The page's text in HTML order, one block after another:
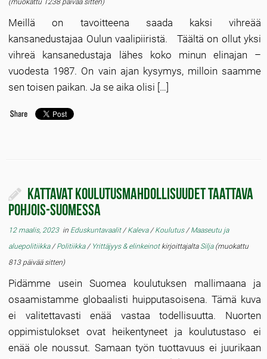
(muokattu 1238 päivää sitten)
Meillä on tavoitteena saada kaksi vihreää
kansanedustajaa Oulun vaalipiiristä. Täältä on ollut yksi
vihreä kansanedustaja lähes koko minun elinajan –
vuodesta 1987. On vain ajan kysymys, milloin saamme
sen toisen paikan. Ja se aika olisi […]
Kattavat koulutusmahdollisuudet taattava
Pohjois-Suomessa
12 maalis, 2023in Eduskuntavaalit/Kaleva/Koulutus/Maaseutu ja
aluepolitiikka/Politiikka/ Yrittäjyys & elinkeinot kirjoittajalta Silja(muokattu
813 päivää sitten)
Pidämme usein Suomea koulutuksen mallimaana ja
osaamistamme globaalisti huipputasoisena. Tämä kuva
ei valitettavasti enää vastaa todellisuutta. Nuorten
oppimistulokset ovat heikentyneet ja koulutustaso ei
enää ole noussut. Samaan työn tuottavuus ei juurikaan